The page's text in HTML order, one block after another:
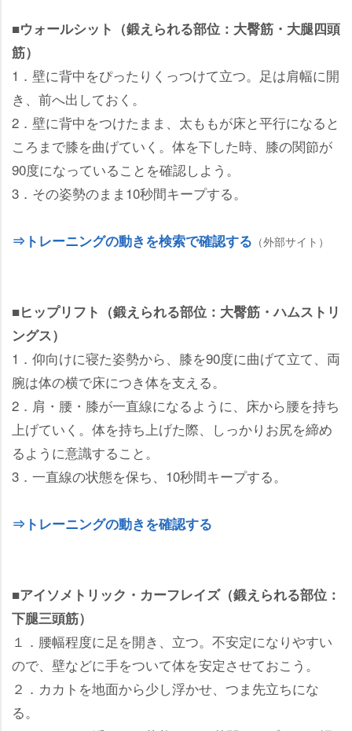
■ウォールシット（鍛えられる部位：大臀筋・大腿四頭
筋）
1．壁に背中をぴったりくっつけて立つ。足は肩幅に開
き、前へ出しておく。
2．壁に背中をつけたまま、太ももが床と平行になると
ころまで膝を曲げていく。体を下した時、膝の関節が
90度になっていることを確認しよう。
3．その姿勢のまま10秒間キープする。
⇒トレーニングの動きを検索で確認する （外部サイト）
■ヒップリフト（鍛えられる部位：大臀筋・ハムストリ
ングス）
1．仰向けに寝た姿勢から、膝を90度に曲げて立て、両
腕は体の横で床につき体を支える。
2．肩・腰・膝が一直線になるように、床から腰を持ち
上げていく。体を持ち上げた際、しっかりお尻を締め
るように意識すること。
3．一直線の状態を保ち、10秒間キープする。
⇒トレーニングの動きを確認する
■アイソメトリック・カーフレイズ（鍛えられる部位：
下腿三頭筋）
１．腰幅程度に足を開き、立つ。不安定になりやすい
ので、壁などに手をついて体を安定させておこう。
２．カカトを地面から少し浮かせ、つま先立ちにな
る。